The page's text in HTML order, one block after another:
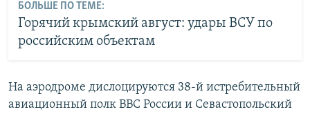
БОЛЬШЕ ПО ТЕМЕ:
Горячий крымский август: удары ВСУ по
российским объектам
На аэродроме дислоцируются 38-й истребительный
авиационный полк ВВС России и Севастопольский